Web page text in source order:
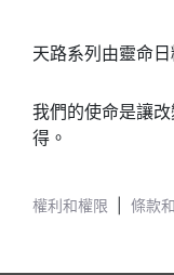
天路系列由靈命
我們的使命是讓
得。
權利和權限 條款